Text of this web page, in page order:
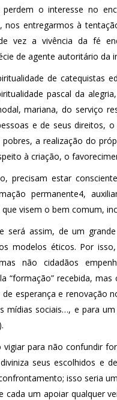
o interesse no
nos entregarmos à
vez a vivência da fé
de agente autoritário da
de catequistas
pascal da
mariana, do serviço
e de seus direitos,
a realização do
à criação, o
precisam estar
permanente4,
visem o bem comum,
será assim, de um
modelos éticos. Por
não cidadãos
“formação” recebida,
esperança e renovação
mídias sociais…, e para
para não confundir
seus escolhidos e
isso seria
cada um apoiar qualquer